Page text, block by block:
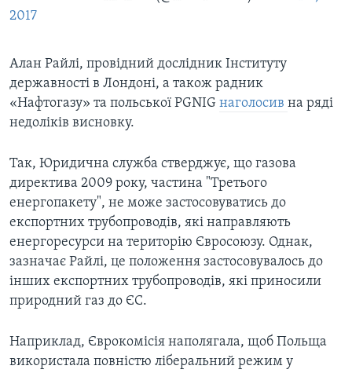
2017
Алан Райлі, провідний дослідник Інституту
державності в Лондоні, а також радник
«Нафтогазу» та польської PGNIG наголосив на ряді
недоліків висновку.
Так, Юридична служба стверджує, що газова
директива 2009 року, частина "Третього
енергопакету", не може застосовуватись до
експортних трубопроводів, які направляють
енергоресурси на територію Євросоюзу. Однак,
зазначає Райлі, це положення застосовувалось до
інших експортних трубопроводів, які приносили
природний газ до ЄС.
Наприклад, Єврокомісія наполягала, щоб Польща
використала повністю ліберальний режим у